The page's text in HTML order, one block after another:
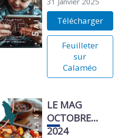
Télécharger
Feuilleter
sur
Calaméo
LE MAG
OCTOBRE
2024